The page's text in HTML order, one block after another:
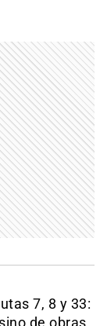
7, 8 y 33: